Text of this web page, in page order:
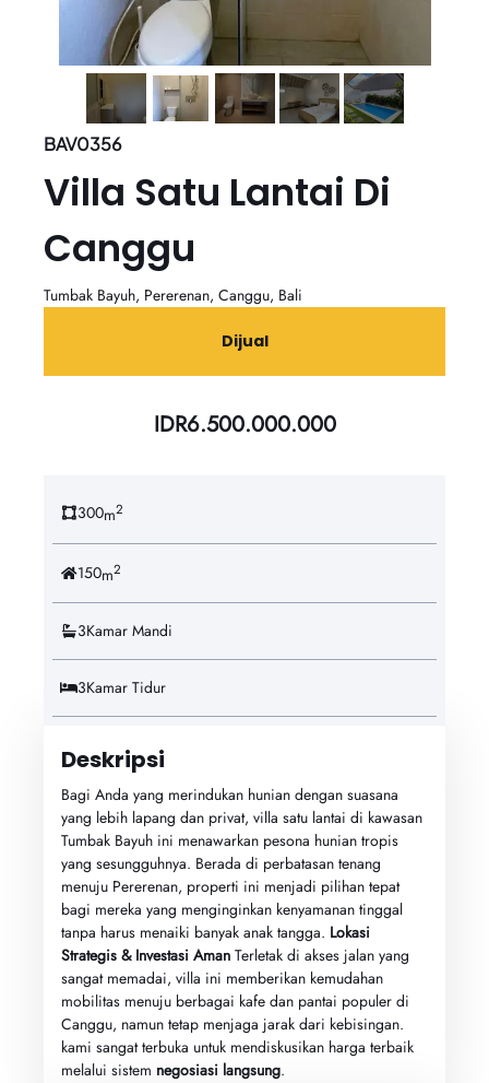
BAV0356
Villa Satu Lantai Di
Canggu
Tumbak Bayuh, Pererenan, Canggu, Bali
Dijual
IDR6.500.000.000
300m2
150m2
3Kamar Mandi
3Kamar Tidur
Deskripsi
Bagi Anda yang merindukan hunian dengan suasana
yang lebih lapang dan privat, villa satu lantai di kawasan
Tumbak Bayuh ini menawarkan pesona hunian tropis
yang sesungguhnya. Berada di perbatasan tenang
menuju Pererenan, properti ini menjadi pilihan tepat
bagi mereka yang menginginkan kenyamanan tinggal
tanpa harus menaiki banyak anak tangga. Lokasi
Strategis & Investasi Aman Terletak di akses jalan yang
sangat memadai, villa ini memberikan kemudahan
mobilitas menuju berbagai kafe dan pantai populer di
Canggu, namun tetap menjaga jarak dari kebisingan.
kami sangat terbuka untuk mendiskusikan harga terbaik
melalui sistem negosiasi langsung.